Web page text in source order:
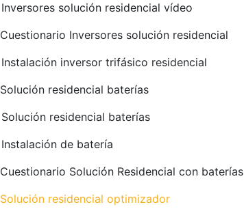
Inversores solución residencial vídeo
Cuestionario Inversores solución residencial
Instalación inversor trifásico residencial
Solución residencial baterías
Solución residencial baterías
Instalación de batería
Cuestionario Solución Residencial con baterías
Solución residencial optimizador